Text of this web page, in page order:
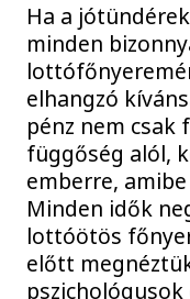
Ha a
minden
elhangzó
pénz nem csak
függőség alól,
emberre,
Minden idők
lottóötös
előtt